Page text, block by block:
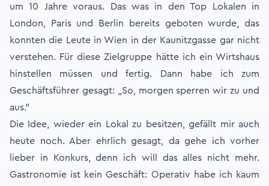
um 10 Jahre voraus. Das was in den Top Lokalen in
London, Paris und Berlin bereits geboten wurde, das
konnten die Leute in Wien in der Kaunitzgasse gar nicht
verstehen. Für diese Zielgruppe hätte ich ein Wirtshaus
hinstellen müssen und fertig. Dann habe ich zum
Geschäftsführer gesagt: „So, morgen sperren wir zu und
aus.”
Die Idee, wieder ein Lokal zu besitzen, gefällt mir auch
heute noch. Aber ehrlich gesagt, da gehe ich vorher
lieber in Konkurs, denn ich will das alles nicht mehr.
Gastronomie ist kein Geschäft: Operativ habe ich kaum